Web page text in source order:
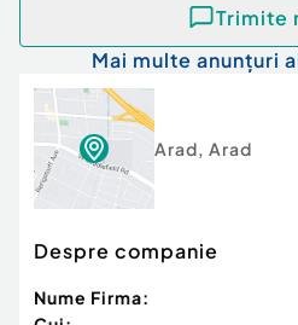
Trimite
Mai multe anunțuri
Arad, Arad
Despre companie
Nume Firma: